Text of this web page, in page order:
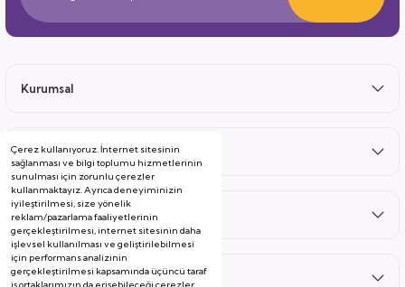
Çerez kullanıyoruz. İnternet sitesinin
sağlanması ve bilgi toplumu hizmetlerinin
sunulması için zorunlu çerezler
kullanmaktayız. Ayrıca deneyiminizin
iyileştirilmesi, size yönelik
reklam/pazarlama faaliyetlerinin
gerçekleştirilmesi, internet sitesinin daha
işlevsel kullanılması ve geliştirilebilmesi
için performans analizinin
gerçekleştirilmesi kapsamında üçüncü taraf
Kurumsal
Satış Sonrası
Hizmetler
Kategoriler